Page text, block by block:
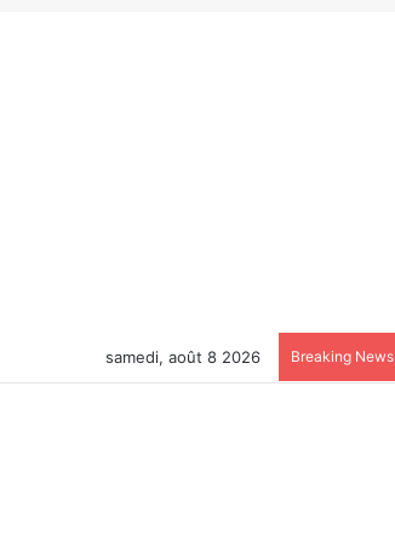
samedi, août 8 2026 Breaking News